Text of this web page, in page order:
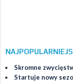
Skromne
Startuje nowy